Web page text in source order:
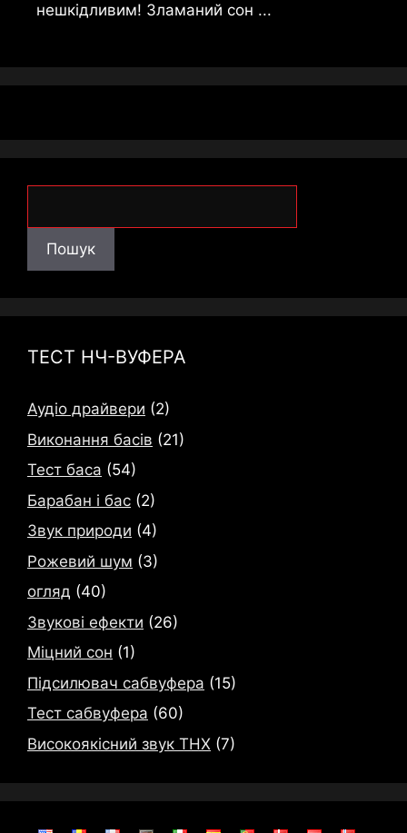
нешкідливим! Зламаний сон ...
Пошук
ТЕСТ НЧ-ВУФЕРА
Аудіо драйвери (2)
Виконання басів (21)
Тест баса (54)
Барабан і бас (2)
Звук природи (4)
Рожевий шум (3)
огляд (40)
Звукові ефекти (26)
Міцний сон (1)
Підсилювач сабвуфера (15)
Тест сабвуфера (60)
Високоякісний звук THX (7)